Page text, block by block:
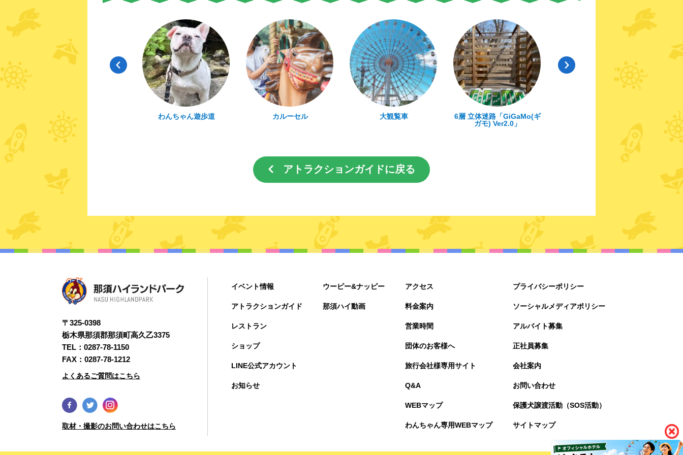
小型犬用 室内わんっだふる
ドッグラン
わんちゃん遊歩道 カルーセル 大観覧車
6層 立体迷路「GiGaMo(ギ
ガモ) Ver2.0」
ウーピ
ドッグ
ン
アトラクションガイドに戻る
〒325-0398
栃木県那須郡那須町高久乙3375
TEL： 0287-78-1150
FAX：0287-78-1212
よくあるご質問はこちら
取材・撮影のお問い合わせはこちら
イベント情報
アトラクションガイド
レストラン
ショップ
LINE公式アカウント
お知らせ
ウーピー&ナッピー
那須ハイ動画
アクセス
料金案内
営業時間
団体のお客様へ
旅行会社様専用サイト
Q&A
WEBマップ
わんちゃん専用WEBマップ
プライバシーポリシー
ソーシャルメディアポリシー
アルバイト募集
正社員募集
会社案内
お問い合わせ
保護犬譲渡活動（SOS活動）
サイトマップ